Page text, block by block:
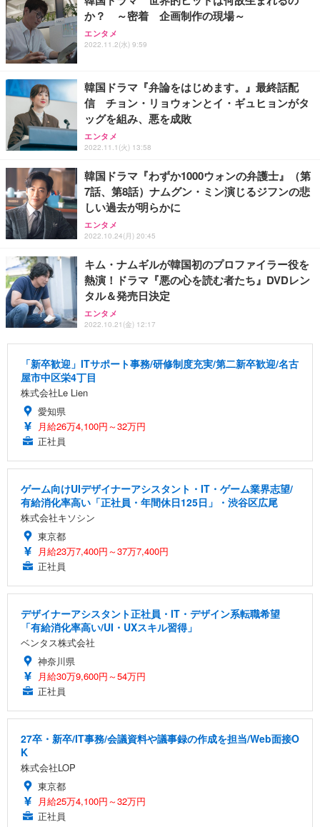
か？ ～密着 企画制作の現場～
エンタメ
2022.11.2(水) 9:59
韓国ドラマ『弁論をはじめます。』最終話配
信 チョン・リョウォンとイ・ギュヒョンがタ
ッグを組み、悪を成敗
エンタメ
2022.11.1(火) 13:58
韓国ドラマ『わずか1000ウォンの弁護士』（第
7話、第8話）ナムグン・ミン演じるジフンの悲
しい過去が明らかに
エンタメ
2022.10.24(月) 20:45
キム・ナムギルが韓国初のプロファイラー役を
熱演！ドラマ『悪の心を読む者たち』DVDレン
タル＆発売日決定
エンタメ
2022.10.21(金) 12:17
「新卒歓迎」ITサポート事務/研修制度充実/第二新卒歓迎/名古
屋市中区栄4丁目
株式会社Le Lien
愛知県
月給26万4,100円～32万円
正社員
ゲーム向けUIデザイナーアシスタント・IT・ゲーム業界志望/
有給消化率高い「正社員・年間休日125日」・渋谷区広尾
株式会社キソシン
東京都
月給23万7,400円～37万7,400円
正社員
デザイナーアシスタント正社員・IT・デザイン系転職希望
「有給消化率高い/UI・UXスキル習得」
ベンタス株式会社
神奈川県
月給30万9,600円～54万円
正社員
27卒・新卒/IT事務/会議資料や議事録の作成を担当/Web面接O
K
株式会社LOP
東京都
月給25万4,100円～32万円
正社員